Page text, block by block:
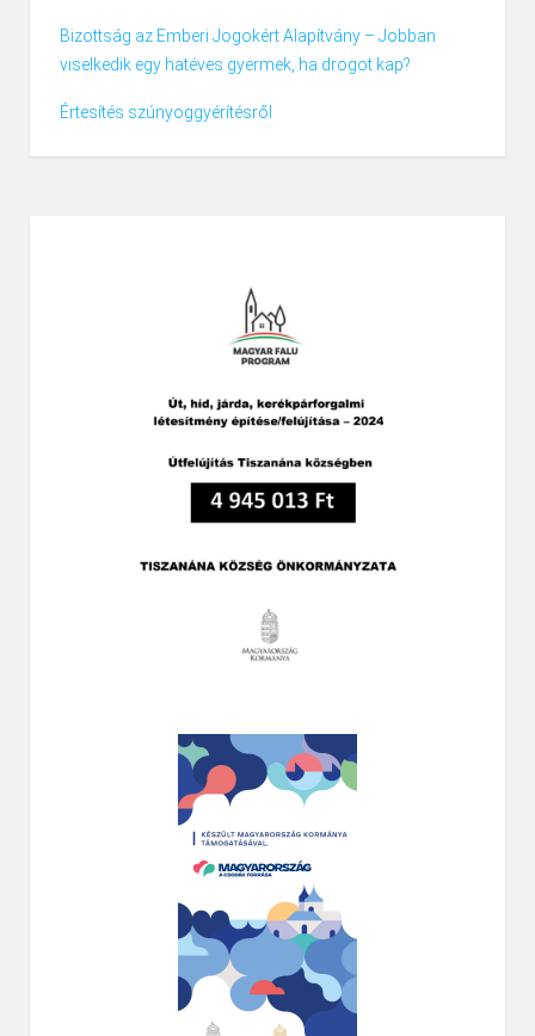
Bizottság az Emberi Jogokért Alapítvány – Jobban
viselkedik egy hatéves gyermek, ha drogot kap?
Értesítés szúnyoggyérítésről